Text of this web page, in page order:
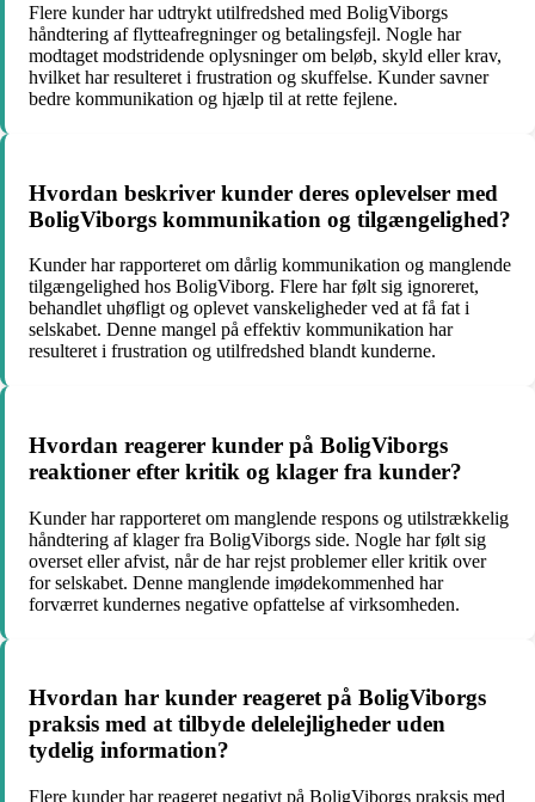
Flere kunder har udtrykt utilfredshed med BoligViborgs
håndtering af flytteafregninger og betalingsfejl. Nogle har
modtaget modstridende oplysninger om beløb, skyld eller krav,
hvilket har resulteret i frustration og skuffelse. Kunder savner
bedre kommunikation og hjælp til at rette fejlene.
Hvordan beskriver kunder deres oplevelser med
BoligViborgs kommunikation og tilgængelighed?
Kunder har rapporteret om dårlig kommunikation og manglende
tilgængelighed hos BoligViborg. Flere har følt sig ignoreret,
behandlet uhøfligt og oplevet vanskeligheder ved at få fat i
selskabet. Denne mangel på effektiv kommunikation har
resulteret i frustration og utilfredshed blandt kunderne.
Hvordan reagerer kunder på BoligViborgs
reaktioner efter kritik og klager fra kunder?
Kunder har rapporteret om manglende respons og utilstrækkelig
håndtering af klager fra BoligViborgs side. Nogle har følt sig
overset eller afvist, når de har rejst problemer eller kritik over
for selskabet. Denne manglende imødekommenhed har
forværret kundernes negative opfattelse af virksomheden.
Hvordan har kunder reageret på BoligViborgs
praksis med at tilbyde delelejligheder uden
tydelig information?
Flere kunder har reageret negativt på BoligViborgs praksis med